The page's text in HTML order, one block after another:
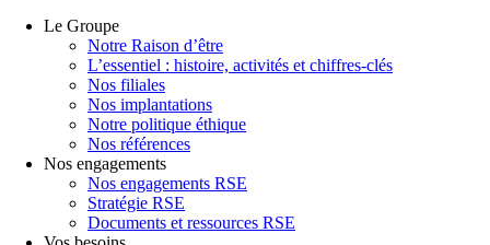
Le Groupe
Notre Raison d’être
L’essentiel : histoire, activités et chiffres-clés
Nos filiales
Nos implantations
Notre politique éthique
Nos références
Nos engagements
Nos engagements RSE
Stratégie RSE
Documents et ressources RSE